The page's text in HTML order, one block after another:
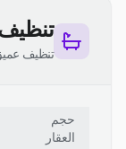
تنظيف
حجم
العقار